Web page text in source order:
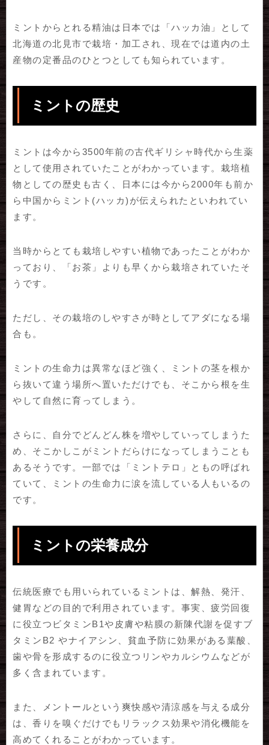
ミントからとれる精油は日本では「ハッカ油」として
北海道の北見市で栽培・加工され、現在では道内の土
産物の定番品のひとつとしても知られています。
ミントの歴史
ミントは今から3500年前の古代ギリシャ時代から生薬
として使用されていたことがわかっています。栽培植
物としての歴史も古く、日本には今から2000年も前か
ら中国からミント(ハッカ)が伝えられたといわれてい
ます。
当時からとても栽培しやすい植物であったことがわか
っており、「お茶」よりも早くから栽培されていたそ
うです。
ただし、その栽培のしやすさが時としてアダになる場
合も。
ミントの生命力は異常なほど強く、ミントの茎を根か
ら抜いて違う場所へ置いただけでも、そこから根を生
やして自然に育ってしまう。
さらに、自分でどんどん株を増やしていってしまうた
め、そこかしこがミントだらけになってしまうことも
あるそうです。一部では「ミントテロ」ともの呼ばれ
ていて、ミントの生命力に涙を流している人もいるの
です。
ミントの栄養成分
伝統医療でも用いられているミントは、解熱、発汗、
健胃などの目的で利用されています。事実、疲労回復
に役立つビタミンB1や皮膚や粘膜の新陳代謝を促すブ
タミンB2 やナイアシン、貧血予防に効果がある葉酸、
歯や骨を形成するのに役立つリンやカルシウムなどが
多く含まれています。
また、メントールという爽快感や清涼感を与える成分
は、香りを嗅ぐだけでもリラックス効果や消化機能を
高めてくれることがわかっています。